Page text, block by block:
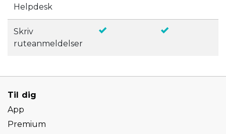
Helpdesk
Skriv
ruteanmeldelser
Til dig
App
Premium